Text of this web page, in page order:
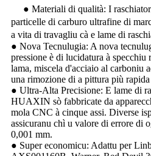
● Materiali di qualità: I
particelle di carburo ultrafine di
a vita di travagliu cà e lame di
● Nova Tecnulugia: A nova
pressione è di lucidatura à
lama, miscela d'acciaio al carboniu
una rimozione di a pittura più
● Ultra-Alta Precisione: E lame di
HUAXIN sò fabbricate da
mola CNC à cinque assi. Diverse
assicuranu chì u valore di errore di
0,001 mm.
● Super economicu: Adattu per